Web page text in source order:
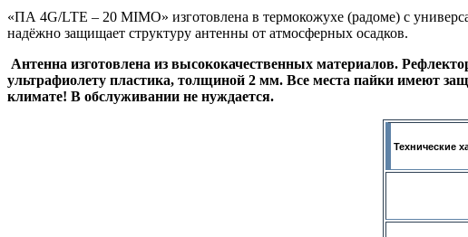
«ПА 4G/LTE – 20 MIMO» изготовлена в термокожухе (радоме) с
надёжно защищает структуру антенны от атмосферных осадков.
Антенна изготовлена из высококачественных материалов.
ультрафиолету пластика, толщиной 2 мм. Все места пайки имеют
климате! В обслуживании не нуждается.
Технические